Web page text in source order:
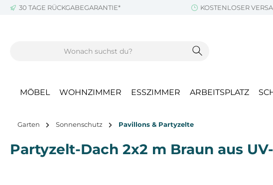
Hauptinhalt springen
Zur Suche springen
Zur Hauptnavigation springen
30 TAGE RÜCKGABEGARANTIE* KOSTENLOSER
MÖBEL WOHNZIMMER ESSZIMMER ARBEITSPLATZ
Garten Sonnenschutz Pavillons & Partyzelte
Partyzelt-Dach 2x2 m Braun aus